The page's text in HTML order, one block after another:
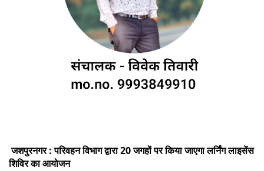
जशपुरनगर : परिवहन विभाग द्वारा 20 जगहों पर किया जाएगा लर्निंग लाइसेंस
शिविर का आयोजन